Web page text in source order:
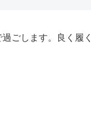
ごします。良く履